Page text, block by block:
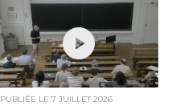
PUBLIÉE LE 7 JUILLET 2026